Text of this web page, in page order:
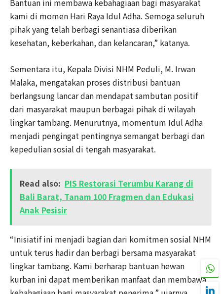
kami di momen Hari Raya Idul Adha. Semoga seluruh
pihak yang telah berbagi senantiasa diberikan
kesehatan, keberkahan, dan kelancaran,” katanya.
Sementara itu, Kepala Divisi NHM Peduli, M. Irwan
Malaka, mengatakan proses distribusi bantuan
berlangsung lancar dan mendapat sambutan positif
dari masyarakat maupun berbagai pihak di wilayah
lingkar tambang. Menurutnya, momentum Idul Adha
menjadi pengingat pentingnya semangat berbagi dan
kepedulian sosial di tengah masyarakat.
Read also: PIS Restorasi Terumbu Karang di
Bali Barat, Tanam 100 Fragmen dan Edukasi
Anak Pesisir
“Inisiatif ini menjadi bagian dari komitmen sosial NHM
untuk terus hadir dan berbagi bersama masyarakat
lingkar tambang. Kami berharap bantuan hewan
kurban ini dapat memberikan manfaat dan membawa